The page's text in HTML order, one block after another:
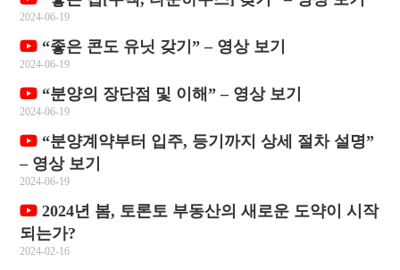
2024-06-19
“좋은 콘도 유닛 갖기” – 영상 보기
2024-06-19
“분양의 장단점 및 이해” – 영상 보기
2024-06-19
“분양계약부터 입주, 등기까지 상세 절차 설명”
– 영상 보기
2024-06-19
2024년 봄, 토론토 부동산의 새로운 도약이 시작
되는가?
2024-02-16